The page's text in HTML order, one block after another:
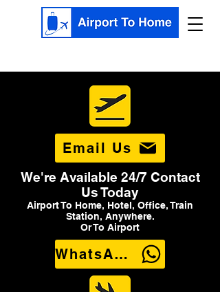
Email Us
We're Available 24/7 Contact
Us Today
Airport To Home, Hotel, Office, Train
Station, Anywhere.
Or To Airport
WhatsApp Us